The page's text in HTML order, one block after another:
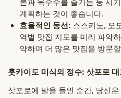
계획하는 것이 좋습니다.
효율적인 동선: 스스키노, 오
역별 맛집 지도를 미리 파악
약하며 더 많은 맛집을 방문
홋카이도 미식의 정수: 삿포로
삿포로에 발을 들인 순간, 당신